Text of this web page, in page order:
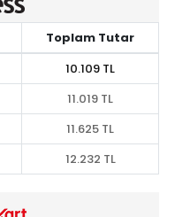
Toplam Tutar
10.109 TL
11.019 TL
11.625 TL
12.232 TL